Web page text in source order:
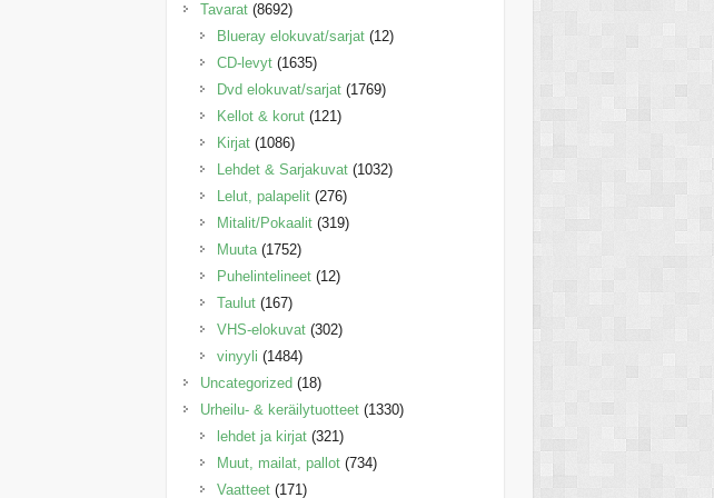
Tavarat (8692)
Blueray elokuvat/sarjat (12)
CD-levyt (1635)
Dvd elokuvat/sarjat (1769)
Kellot & korut (121)
Kirjat (1086)
Lehdet & Sarjakuvat (1032)
Lelut, palapelit (276)
Mitalit/Pokaalit (319)
Muuta (1752)
Puhelintelineet (12)
Taulut (167)
VHS-elokuvat (302)
vinyyli (1484)
Uncategorized (18)
Urheilu- & keräilytuotteet (1330)
lehdet ja kirjat (321)
Muut, mailat, pallot (734)
Vaatteet (171)